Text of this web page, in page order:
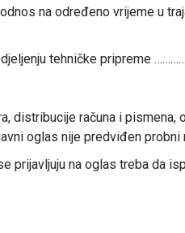
na određeno vrijeme u
tehničke pripreme
distribucije računa i
oglas nije predviđen probni
prijavljuju na oglas treba da